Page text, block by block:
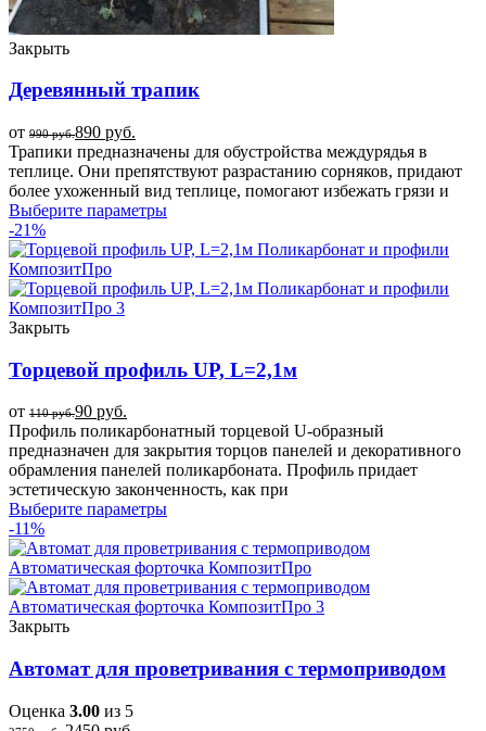
Закрыть
Деревянный трапик
от 990руб.890 руб.
Трапики предназначены для обустройства междурядья в
теплице. Они препятствуют разрастанию сорняков, придают
более ухоженный вид теплице, помогают избежать грязи и
Выберите параметры
-21%
Закрыть
Торцевой профиль UP, L=2,1м
от 110руб.90 руб.
Профиль поликарбонатный торцевой U-образный
предназначен для закрытия торцов панелей и декоративного
обрамления панелей поликарбоната. Профиль придает
эстетическую законченность, как при
Выберите параметры
-11%
Закрыть
Автомат для проветривания с термоприводом
Оценка 3.00 из 5